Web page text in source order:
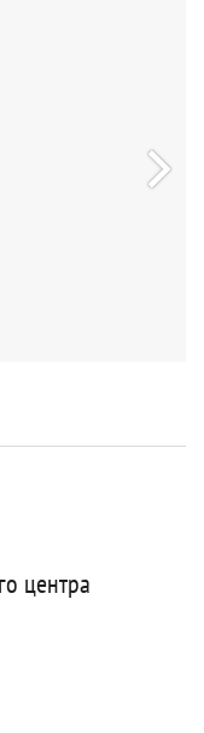
центра